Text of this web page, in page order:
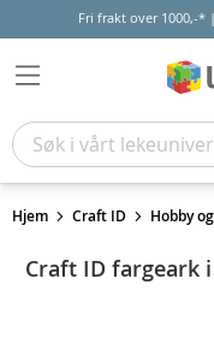
Fri frakt over 1000,-*
Hjem Craft ID Hobby
Craft ID fargeark